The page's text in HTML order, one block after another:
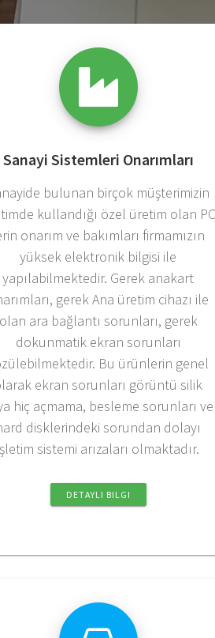
Sanayi Sistemleri Onarımları
bulunan birçok müşterimizin
kullandığı özel üretim olan PC
onarım ve bakımları firmamızın
yüksek elektronik bilgisi ile
yapılabilmektedir. Gerek anakart
gerek Ana üretim cihazı ile
olan ara bağlantı sorunları, gerek
dokunmatik ekran sorunları
Bu ürünlerin genel
ekran sorunları görüntü silik
hiç açmama, besleme sorunları ve
disklerindeki sorundan dolayı
sistemi arızaları olmaktadır.
DETAYLI BILGI